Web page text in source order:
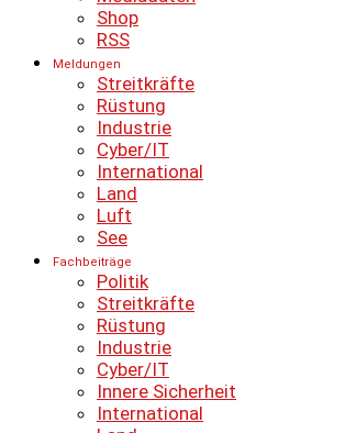
Shop
RSS
Meldungen
Streitkräfte
Rüstung
Industrie
Cyber/IT
International
Land
Luft
See
Fachbeiträge
Politik
Streitkräfte
Rüstung
Industrie
Cyber/IT
Innere Sicherheit
International